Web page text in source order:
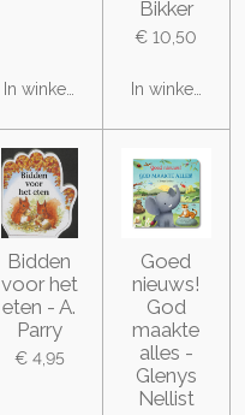
In winkelwagen
Bikker
€ 10,50
In
Bidden
voor het
eten - A.
Parry
€ 4,95
Goed
nieuws!
God
maakte
alles -
Glenys
Nellist